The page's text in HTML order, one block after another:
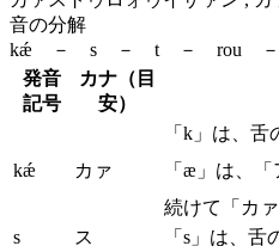
音の分解
kǽ － s － t － rou
発音
記号
カナ（目
安）
kǽ カァ
「k」は、
「æ」は、
続けて「カァ
s
ス
「s」は、